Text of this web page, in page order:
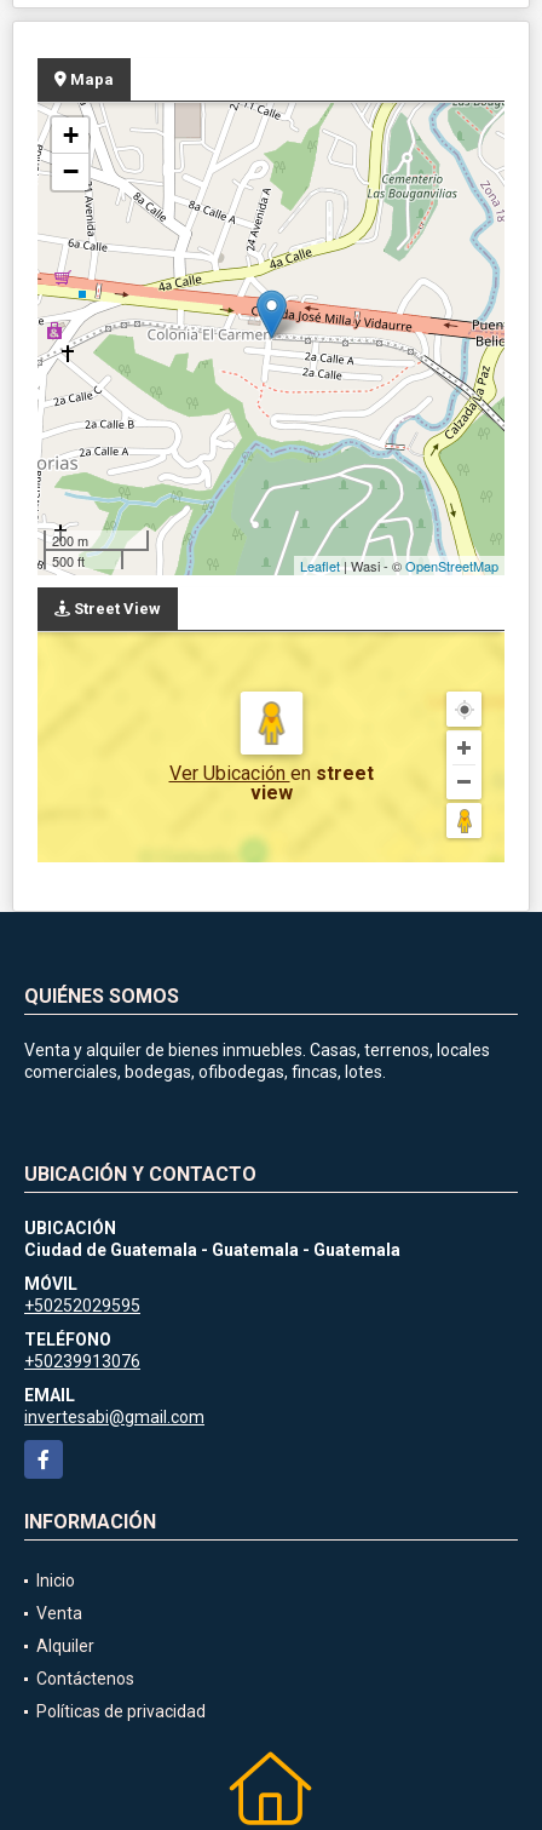
Mapa
+
−
200 m
500 ft
Leaflet| Wasi - ©OpenStreetMap
Street View
Ver Ubicación en street
view
QUIÉNES SOMOS
Venta y alquiler de bienes inmuebles. Casas, terrenos, locales
comerciales, bodegas, ofibodegas, fincas, lotes.
UBICACIÓN Y CONTACTO
UBICACIÓN
Ciudad de Guatemala - Guatemala - Guatemala
MÓVIL
+50252029595
TELÉFONO
+50239913076
EMAIL
invertesabi@gmail.com
Facebook
INFORMACIÓN
Inicio
Venta
Alquiler
Contáctenos
Políticas de privacidad